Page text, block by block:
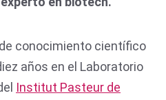
conocimiento científico
años en el Laboratorio
Institut Pasteur de